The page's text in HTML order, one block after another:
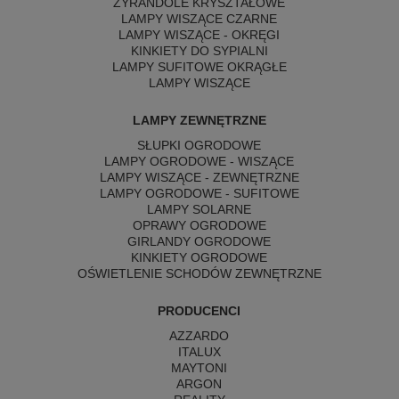
LAMPY WISZĄCE CZARNE
LAMPY WISZĄCE - OKRĘGI
KINKIETY DO SYPIALNI
LAMPY SUFITOWE OKRĄGŁE
LAMPY WISZĄCE
LAMPY ZEWNĘTRZNE
SŁUPKI OGRODOWE
LAMPY OGRODOWE - WISZĄCE
LAMPY WISZĄCE - ZEWNĘTRZNE
LAMPY OGRODOWE - SUFITOWE
LAMPY SOLARNE
OPRAWY OGRODOWE
GIRLANDY OGRODOWE
KINKIETY OGRODOWE
OŚWIETLENIE SCHODÓW ZEWNĘTRZNE
PRODUCENCI
AZZARDO
ITALUX
MAYTONI
ARGON